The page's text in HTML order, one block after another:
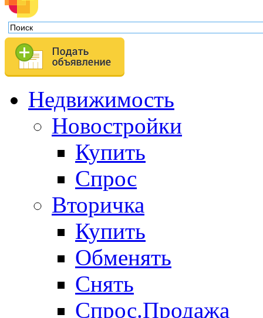
Недвижимость
Новостройки
Купить
Спрос
Вторичка
Купить
Обменять
Снять
Спрос.Продажа